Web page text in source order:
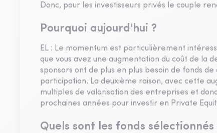
Donc, pour les investisseurs privés le couple
Pourquoi aujourd'hui ?
EL : Le momentum est particulièrement
que vous avez une augmentation du coût de la
sponsors ont de plus en plus besoin de fonds
participation. La deuxième raison, avec cette
multiples de valorisation des entreprises et
prochaines années pour investir en Private
Quels sont les fonds sélectionnés